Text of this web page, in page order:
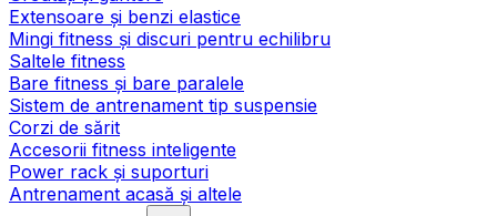
Extensoare și benzi elastice
Mingi fitness și discuri pentru echilibru
Saltele fitness
Bare fitness și bare paralele
Sistem de antrenament tip suspensie
Corzi de sărit
Accesorii fitness inteligente
Power rack și suporturi
Antrenament acasă și altele